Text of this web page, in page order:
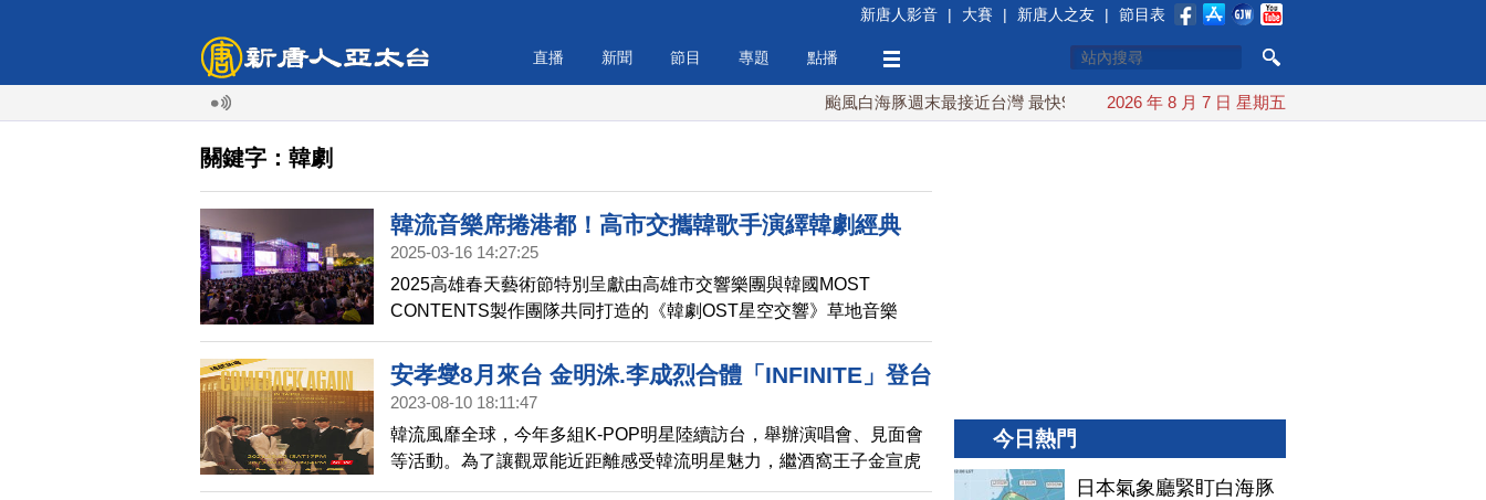
新唐人影音 | 大賽 | 新唐人之友 | 節目表
直播 新聞 節目 專題 點播
颱風白海豚週末最接近台灣 最快9日可能登陸中國 台灣漢光首結合城鎮演習 AIT連續發文讚「
2026 年 8 月 7 日 星期五
關鍵字：韓劇
韓流音樂席捲港都！高市交攜韓歌手演繹韓劇經典
OST
2025-03-16 14:27:25
2025高雄春天藝術節特別呈獻由高雄市交響樂團與韓國MOST
CONTENTS製作團隊共同打造的《韓劇OST星空交響》草地音樂
會，3月15、16日週末兩晚於春夜清風徐徐的高美館草坡上，在指揮
吳曜宇的帶領下，由樂團與韓國小提琴客座首席金美廷及2位韓國歌手
Sam Kim與金那英共同演繹20多首經典韓劇原聲帶OST；並重現將近
幕上。
安孝燮8月來台 金明洙.李成烈合體「INFINITE」登台
開唱
2023-08-10 18:11:47
韓流風靡全球，今年多組K-POP明星陸續訪台，舉辦演唱會、見面會
等活動。為了讓觀眾能近距離感受韓流明星魅力，繼酒窩王子金宣虎
後，遠傳friDay影音平台熱播獨家韓劇《紅天機》、《浪漫醫生金師
今日熱門
日本氣象廳緊盯白海豚